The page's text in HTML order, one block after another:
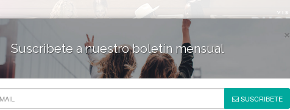
HOTELES & RESORTS DESTINOS
×
Suscribete a nuestro boletín mensual
SUSCRIBETE